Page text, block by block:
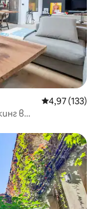
Средна
4,97 (133)
в